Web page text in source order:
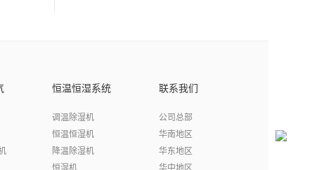
恒温恒湿系统
调温除湿机
恒温恒湿机
降温除湿机
恒湿机
联系我们
公司总部
华南地区
华东地区
华中地区